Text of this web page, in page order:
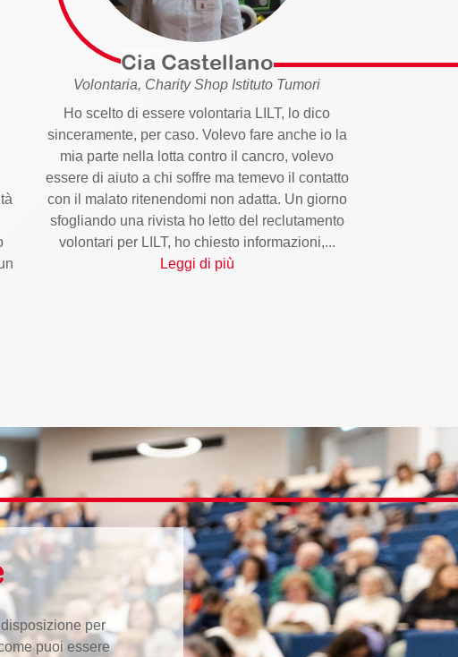
Cia Castellano
Volontaria, Charity Shop Istituto Tumori
Ho scelto di essere volontaria LILT, lo dico
sinceramente, per caso. Volevo fare anche io la
mia parte nella lotta contro il cancro, volevo
essere di aiuto a chi soffre ma temevo il contatto
con il malato ritenendomi non adatta. Un giorno
sfogliando una rivista ho letto del reclutamento
volontari per LILT, ho chiesto informazioni,...
Leggi di più
per
puoi essere